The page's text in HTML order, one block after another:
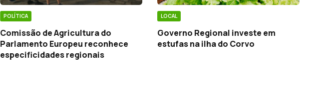
POLÍTICA
Comissão de Agricultura do
Parlamento Europeu reconhece
especificidades regionais
LOCAL
Governo Regional investe em
estufas na ilha do Corvo